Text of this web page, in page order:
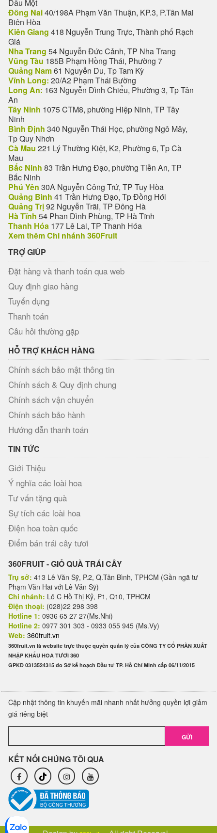
Dầu Một
Đồng Nai40/198A Phạm Văn Thuận, KP.3, P.Tân Mai
Biên Hòa
Kiên Giang 418 Nguyễn Trung Trực, Thành phố Rạch
Giá
Nha Trang 54 Nguyễn Đức Cảnh, TP Nha Trang
Vũng Tàu 185B Phạm Hồng Thái, Phường 7
Quảng Nam61 Nguyễn Du, Tp Tam Kỳ
Vĩnh Long: 20/A2 Phạm Thái Bường
Long An: 163 Nguyễn Đình Chiểu, Phường 3, Tp Tân
An
Tây Ninh 1075 CTM8, phường Hiệp Ninh, TP Tây
Ninh
Bình Định 340 Nguyễn Thái Học, phường Ngô Mây,
Tp Quy Nhơn
Cà Mau 221 Lý Thường Kiệt, K2, Phường 6, Tp Cà
Mau
Bắc Ninh 83 Trần Hưng Đạo, phường Tiền An, TP
Bắc Ninh
Phú Yên 30A Nguyễn Công Trứ, TP Tuy Hòa
Quảng Bình 41 Trần Hưng Đạo, Tp Đồng Hới
Quảng Trị92 Nguyễn Trãi, TP Đông Hà
Hà Tĩnh 54 Phan Đình Phùng, TP Hà Tĩnh
Thanh Hóa 177 Lê Lai, TP Thanh Hóa
Xem thêm Chi nhánh 360Fruit
TRỢ GIÚP
Đặt hàng và thanh toán qua web
Quy định giao hàng
Tuyển dụng
Thanh toán
Câu hỏi thường gặp
HỖ TRỢ KHÁCH HÀNG
Chính sách bảo mật thông tin
Chính sách & Quy định chung
Chính sách vận chuyển
Chính sách bảo hành
Hướng dẫn thanh toán
TIN TỨC
Giới Thiệu
Ý nghĩa các loài hoa
Tư vấn tặng quà
Sự tích các loài hoa
Điện hoa toàn quốc
Điểm bán trái cây tươi
360FRUIT - GIỎ QUÀ TRÁI CÂY
Trụ sở: 413 Lê Văn Sỹ, P.2, Q.Tân Bình, TPHCM (Gần ngã tư
Phạm Văn Hai với Lê Văn Sỹ)
Chi nhánh: Lô C Hồ Thị Kỷ, P1, Q10, TPHCM
Điện thoại: (028)22 298 398
Hotline 1: 0936 65 27 27(Ms.Nhi)
Hotline 2: 0977 301 303 - 0933 055 945 (Ms.Vy)
Web: 360fruit.vn
360fruit.vn là website trực thuộc quyền quản lý của CÔNG TY CỔ PHẦN XUẤT
NHẬP KHẨU HOA TƯƠI 360
GPKD 0313524315 do Sở kế hoạch Đầu tư TP. Hồ Chí Minh cấp 06/11/2015
Cập nhật thông tin khuyến mãi nhanh nhất hưởng quyền lợi giảm
giá riêng biệt
GỬI
KẾT NỐI CHÚNG TÔI QUA